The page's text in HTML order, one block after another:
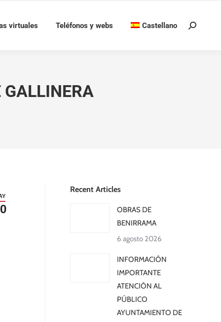
virtuales Teléfonos y webs Castellano Buscar:
GALLINERA
Recent Articles
OBRAS DE
BENIRRAMA
6 agosto 2026
INFORMACIÓN
IMPORTANTE
ATENCIÓN AL
PÚBLICO
AYUNTAMIENTO DE